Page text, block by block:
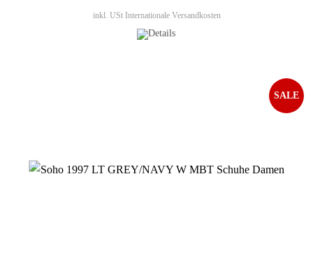
inkl. USt Internationale Versandkosten
SALE